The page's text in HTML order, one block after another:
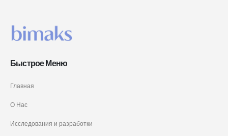
Быстрое Меню
Главная
О Нас
Исследования и разработки